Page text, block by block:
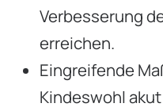
Verbesserung
erreichen.
Eingreifende
Kindeswohl